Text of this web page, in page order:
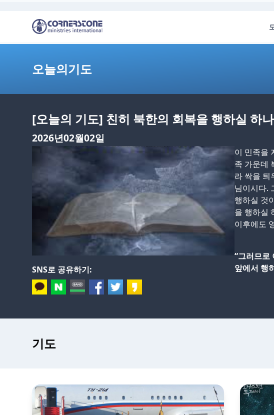
오늘의기도
[오늘의 기도] 친히 북한의 회복을 행하실 하
2026년02월02일
SNS로 공유하기:
이 민족을
족 가운데
라 싹을 틔
님이시다.
행하실 것
을 행하실
이후에도
“그러므로
앞에서 행
기도